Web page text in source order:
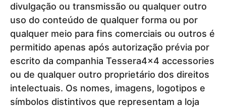
divulgação ou transmissão ou qualquer outro
uso do conteúdo de qualquer forma ou por
qualquer meio para fins comerciais ou outros é
permitido apenas após autorização prévia por
escrito da companhia Tessera4x4 accessories
ou de qualquer outro proprietário dos direitos
intelectuais. Os nomes, imagens, logotipos e
símbolos distintivos que representam a loja